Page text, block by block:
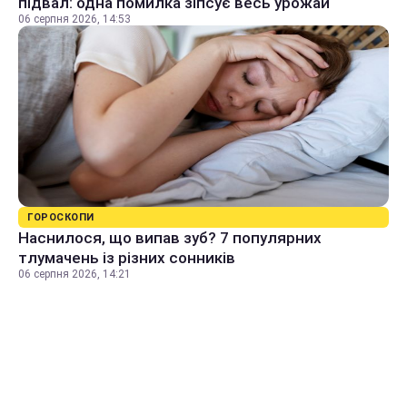
06 серпня 2026, 14:53
ГОРОСКОПИ
Наснилося, що випав зуб? 7 популярних
тлумачень із різних сонників
06 серпня 2026, 14:21